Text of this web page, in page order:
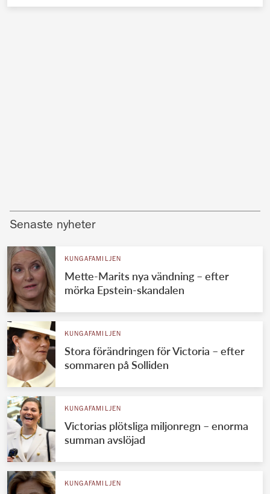
Senaste nyheter
KUNGAFAMILJEN
Mette-Marits nya vändning – efter
mörka Epstein-skandalen
KUNGAFAMILJEN
Stora förändringen för Victoria – efter
sommaren på Solliden
KUNGAFAMILJEN
Victorias plötsliga miljonregn – enorma
summan avslöjad
KUNGAFAMILJEN